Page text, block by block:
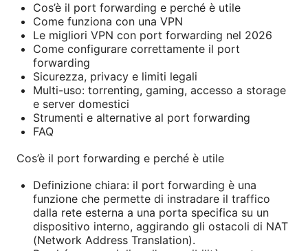
Cos’è il port forwarding e perché è utile
Come funziona con una VPN
Le migliori VPN con port forwarding nel 2026
Come configurare correttamente il port
forwarding
Sicurezza, privacy e limiti legali
Multi-uso: torrenting, gaming, accesso a storage
e server domestici
Strumenti e alternative al port forwarding
FAQ
Cos’è il port forwarding e perché è utile
Definizione chiara: il port forwarding è una
funzione che permette di instradare il traffico
dalla rete esterna a una porta specifica su un
dispositivo interno, aggirando gli ostacoli di NAT
(Network Address Translation).